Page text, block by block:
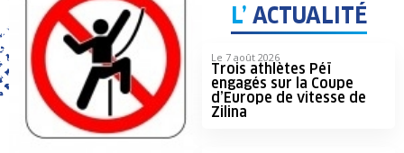
L’ ACTUALITÉ
Le 7 août 2026
Trois athlètes Péï
engagés sur la Coupe
d’Europe de vitesse de
Zilina